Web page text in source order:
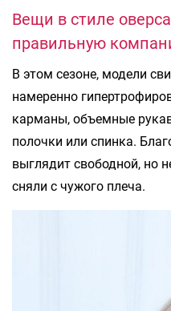
Вещи в стиле
правильную
В этом сезоне, модели
намеренно
карманы, объемные
полочки или спинка.
выглядит свободной, но
сняли с чужого плеча.